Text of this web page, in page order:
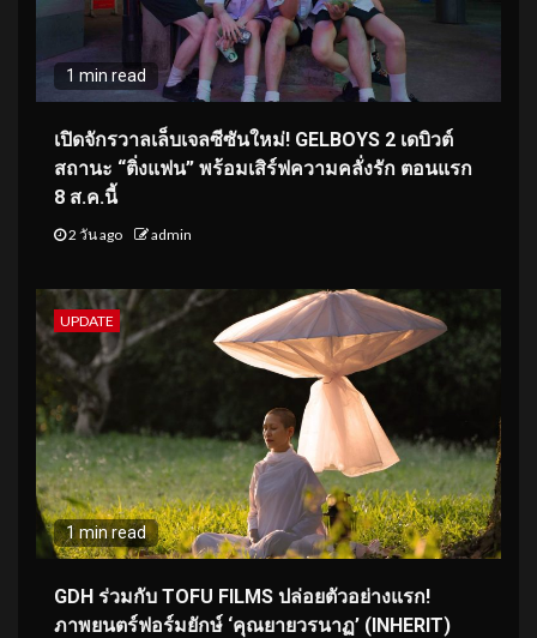
1 min read
เปิดจักรวาลเล็บเจลซีซันใหม่! GELBOYS 2 เดบิวต์
สถานะ “ติ่งแฟน” พร้อมเสิร์ฟความคลั่งรัก ตอนแรก
8 ส.ค.นี้
2 วัน ago admin
UPDATE
1 min read
GDH ร่วมกับ TOFU FILMS ปล่อยตัวอย่างแรก!
ภาพยนตร์ฟอร์มยักษ์ ‘คุณยายวรนาฏ’ (INHERIT)